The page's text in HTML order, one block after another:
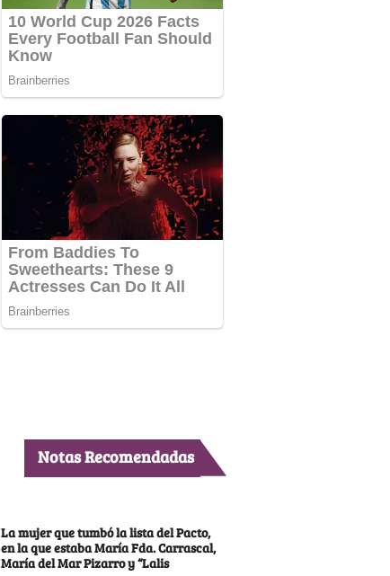
Notas Recomendadas
La mujer que tumbó la lista del Pacto,
en la que estaba María Fda. Carrascal,
María del Mar Pizarro y “Lalis